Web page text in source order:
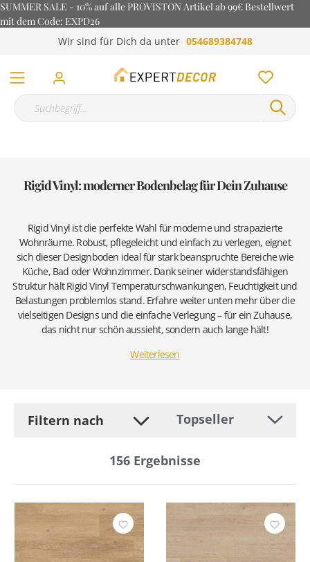
SUMMER SALE - 10% auf alle PROVISTON Artikel ab 99€ Bestellwert
mit dem Code: EXPD26
Wir sind für Dich da unter 054689384748
Rigid Vinyl: moderner Bodenbelag für Dein Zuhause
Rigid Vinyl ist die perfekte Wahl für moderne und strapazierte
Wohnräume. Robust, pflegeleicht und einfach zu verlegen, eignet
sich dieser Designboden ideal für stark beanspruchte Bereiche wie
Küche, Bad oder Wohnzimmer. Dank seiner widerstandsfähigen
Struktur hält Rigid Vinyl Temperaturschwankungen, Feuchtigkeit und
Belastungen problemlos stand. Erfahre weiter unten mehr über die
vielseitigen Designs und die einfache Verlegung – für ein Zuhause,
das nicht nur schön aussieht, sondern auch lange hält!
Weiterlesen
Filtern nach
156 Ergebnisse
Beanspruchungsklasse
Breite